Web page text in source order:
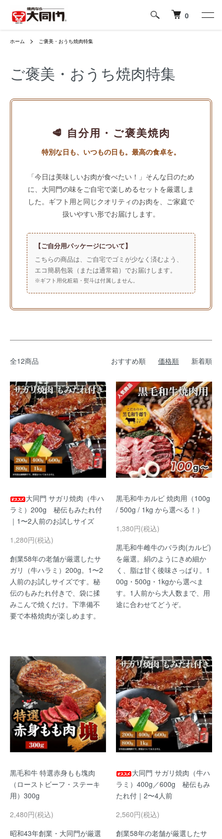
0
ホーム ご褒美・おうち焼肉特集
ご褒美・おうち焼肉特集
🥩 自分用・ご褒美焼肉
特別な日も、いつもの日も。最高の食卓を。
「今日は美味しいお肉が食べたい！」そんな日のため
に、大同門の味をご自宅で楽しめるセットを厳選しま
した。ギフト用と同じクオリティのお肉を、ご家庭で
扱いやすい形でお届けします。
【ご自分用パッケージについて】
こちらの商品は、ご自宅でゴミが少なく済むよう、
エコ簡易包装（または通常箱）でお届けします。
※ギフト用化粧箱・熨斗は付属しません。
全12商品 おすすめ順 価格順 新着順
大同門 サガリ焼肉（牛ハ
ラミ）200g 秘伝もみたれ付
｜1〜2人前のお試しサイズ
1,280円(税込)
創業58年の老舗が厳選したサ
ガリ（牛ハラミ）200g。1〜2
人前のお試しサイズです。秘
伝のもみたれ付きで、袋に揉
みこんで焼くだけ。下準備不
要で本格焼肉が楽しめます。
黒毛和牛カルビ 焼肉用（100g
/ 500g / 1kg から選べる！）
1,380円(税込)
黒毛和牛雌牛のバラ肉(カルビ)
を厳選。絹のようにきめ細か
く、脂は甘く後味さっぱり。1
00g・500g・1kgから選べま
す。1人前から大人数まで、用
途に合わせてどうぞ。
黒毛和牛 特選赤身もも塊肉
（ローストビーフ・ステーキ
用）300g
2,480円(税込)
昭和43年創業・大同門が厳選
大同門 サガリ焼肉（牛ハ
ラミ）400g／600g 秘伝もみ
たれ付｜2〜4人前
2,560円(税込)
創業58年の老舗が厳選したサ